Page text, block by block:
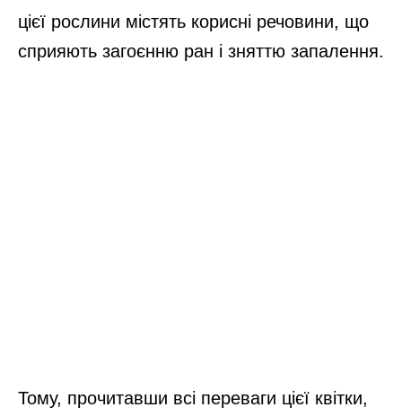
цієї рослини містять корисні речовини, що
сприяють загоєнню ран і зняттю запалення.
Тому, прочитавши всі переваги цієї квітки,